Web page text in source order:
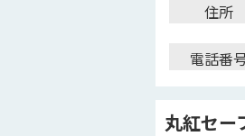
住所
電話番
丸紅セー